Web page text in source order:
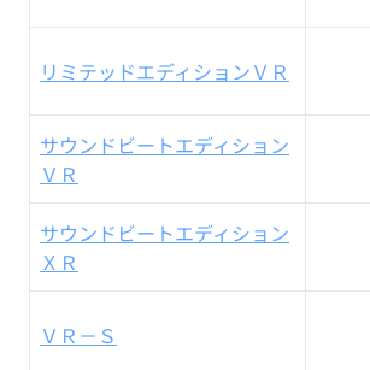
リミテッドエディションＶＲ
サウンドビートエディション
ＶＲ
サウンドビートエディション
ＸＲ
ＶＲ－Ｓ